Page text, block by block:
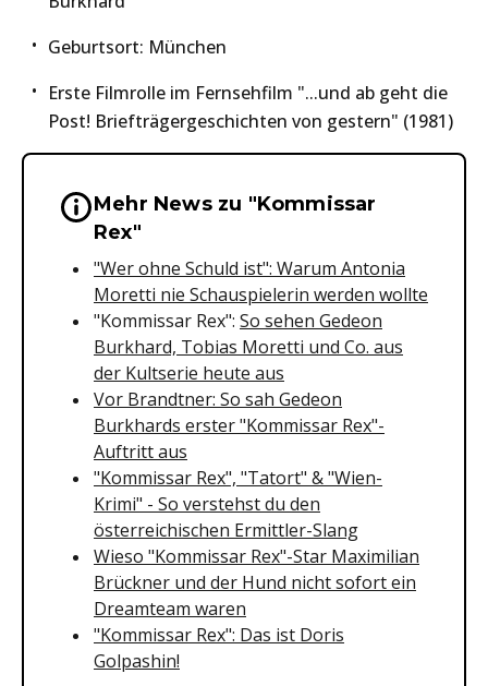
Geburtsort: München
Erste Filmrolle im Fernsehfilm "...und ab geht die
Post! Briefträgergeschichten von gestern" (1981)
Wichtige Hinweise &
Mehr News zu "Kommissar
Rex"
"Wer ohne Schuld ist": Warum Antonia
Moretti nie Schauspielerin werden wollte
"Kommissar Rex": So sehen Gedeon
Burkhard, Tobias Moretti und Co. aus
der Kultserie heute aus
Vor Brandtner: So sah Gedeon
Burkhards erster "Kommissar Rex"-
Auftritt aus
"Kommissar Rex", "Tatort" & "Wien-
Krimi" - So verstehst du den
österreichischen Ermittler-Slang
Wieso "Kommissar Rex"-Star Maximilian
Brückner und der Hund nicht sofort ein
Dreamteam waren
"Kommissar Rex": Das ist Doris
Golpashin!